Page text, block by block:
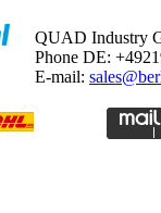
QUAD Industry
Phone DE:
E-mail: